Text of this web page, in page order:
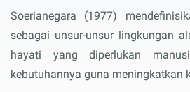
Soerianegara (1977)
sebagai unsur-unsur lingkungan
hayati yang diperlukan
kebutuhannya guna meningkatkan